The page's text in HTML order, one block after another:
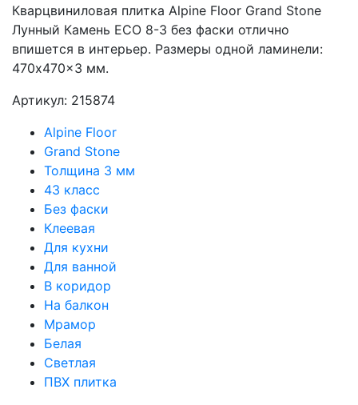
Кварцвиниловая плитка Alpine Floor Grand Stone
Лунный Камень ECO 8-3 без фаски отлично
впишется в интерьер. Размеры одной ламинели:
470x470x3 мм.
Артикул: 215874
Alpine Floor
Grand Stone
Толщина 3 мм
43 класс
Без фаски
Клеевая
Для кухни
Для ванной
В коридор
На балкон
Мрамор
Белая
Светлая
ПВХ плитка